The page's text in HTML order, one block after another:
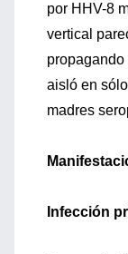
por HHV-8
vertical
aisló en
madres
Infección